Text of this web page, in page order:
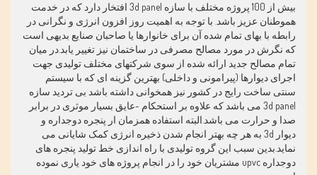
بیش از 100 پروژه مختلف با سازه 3d panel افتخار دارد که در خدمت
هموطنان عزیز باشد. با توجه به اهمیت روز افزون انرژی و نگرانی در
رابطه با بهای تمام شده آن برای خانوارها یا صاحبان صنایع بدیهی است
که نگرش در مورد مصالح مصرفی در ساختمان نیز تغییر یابد.در میان
تمام مصالح جدید ارائه شده از سوی شرکتهای مختلف تولیدی جهت
اجرای دیوارها (پیرامونی و داخلی) بهترین گزینه ای که با سیستم
سنتی ساخت رایج در کشور نیز همخوانی داشته باشد بی تردید سازه
3d panel می باشد که علاوه بر استحکام -عایق بسیار موثری در برابر
صدا و حرارت می باشد.البته استفاده همزمان ار پنجره دوجداره و
دیوار 3d به هر چه بهتر انجام شدن ذخیره انرژی کمک شایانی می
نماید.بدین سبب این گروه تولیدی با راه اندازی خط تولید پنجره های
دوجداره upvc مشتریان خود را در انجام پروژه های خود یاری نموده